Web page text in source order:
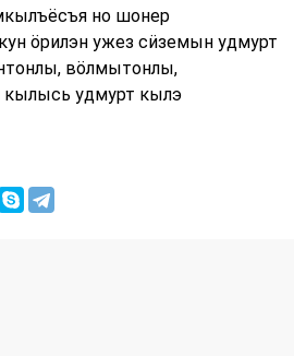
но шонер
ӧрилэн ужез сӥземын удмурт
вӧлмытонлы,
удмурт кылэ